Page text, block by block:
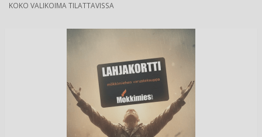
KOKO VALIKOIMA TILATTAVISSA